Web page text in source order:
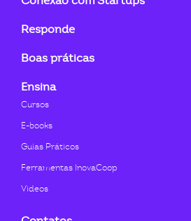
Responde
Boas práticas
Ensina
Cursos
E-books
Guias Práticos
Ferramentas InovaCoop
Videos